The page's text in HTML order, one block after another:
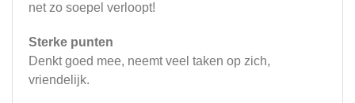
net zo soepel verloopt!
Sterke punten
Denkt goed mee, neemt veel taken op zich,
vriendelijk.